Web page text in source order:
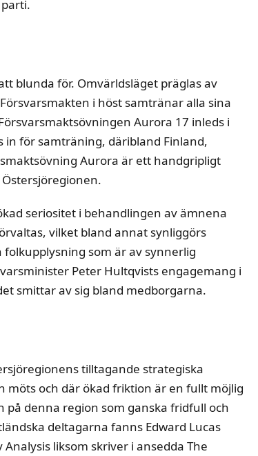
blunda för. Omvärldsläget präglas av
i höst samtränar alla sina
Aurora 17 inleds i
in för samträning, däribland Finland,
Aurora är ett handgripligt
seriositet i behandlingen av ämnena
vilket bland annat synliggörs
som är av synnerlig
Peter Hultqvists engagemang i
smittar av sig bland medborgarna.
tilltagande strategiska
möts och där ökad friktion är en fullt möjlig
på denna region som ganska fridfull och
deltagarna fanns Edward Lucas
liksom skriver i ansedda The